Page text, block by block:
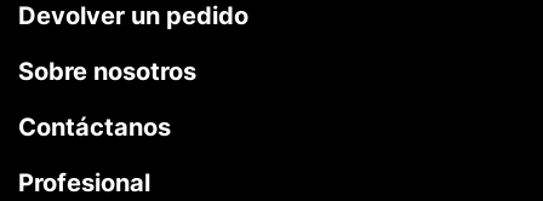
Devolver un pedido
Sobre nosotros
Contáctanos
Profesional